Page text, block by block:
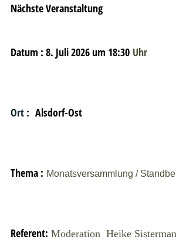
Nächste Veranstaltung
Datum : 8. Juli 2026 um 18:30 Uhr
Ort : Alsdorf-Ost
Thema : Monatsversammlung /
Referent: Moderation Heike